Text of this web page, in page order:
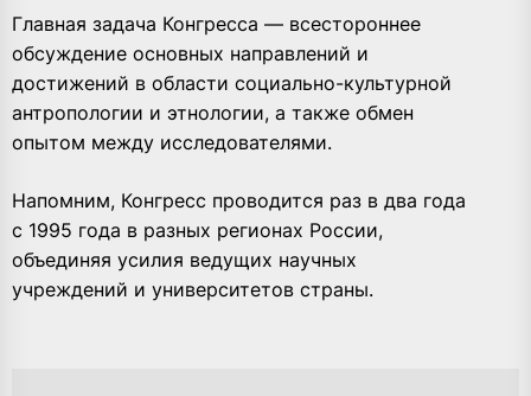
Главная задача Конгресса — всестороннее
обсуждение основных направлений и
достижений в области социально-культурной
антропологии и этнологии, а также обмен
опытом между исследователями.
Напомним, Конгресс проводится раз в два года
с 1995 года в разных регионах России,
объединяя усилия ведущих научных
учреждений и университетов страны.